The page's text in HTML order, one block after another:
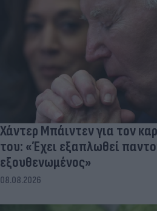
Χάντερ Μπάιντεν για τον
του: «Έχει εξαπλωθεί
εξουθενωμένος»
08.08.2026